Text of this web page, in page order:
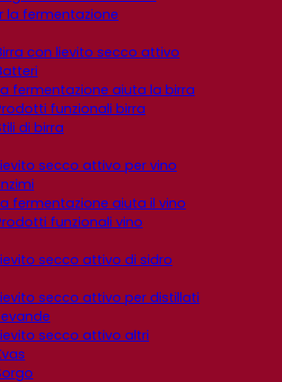
la fermentazione
con lievito secco attivo
fermentazione aiuta la birra
funzionali birra
di birra
secco attivo per vino
fermentazione aiuta il vino
funzionali vino
secco attivo di sidro
secco attivo per distillati
secco attivo altri